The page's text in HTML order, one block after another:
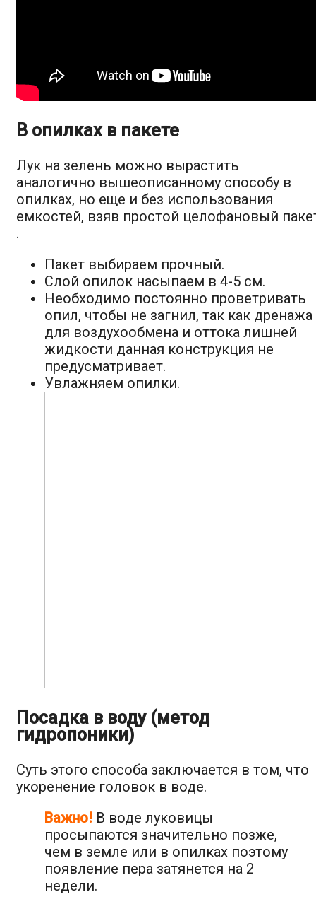
В опилках в пакете
Лук на зелень можно вырастить
аналогично вышеописанному способу в
опилках, но еще и без использования
емкостей, взяв простой целофановый
.
Пакет выбираем прочный.
Слой опилок насыпаем в 4-5 см.
Необходимо постоянно проветривать
опил, чтобы не загнил, так как дренажа
для воздухообмена и оттока лишней
жидкости данная конструкция не
предусматривает.
Увлажняем опилки.
Посадка в воду (метод
гидропоники)
Суть этого способа заключается в том, что
укоренение головок в воде.
Важно! В воде луковицы
просыпаются значительно позже,
чем в земле или в опилках поэтому
появление пера затянется на 2
недели.